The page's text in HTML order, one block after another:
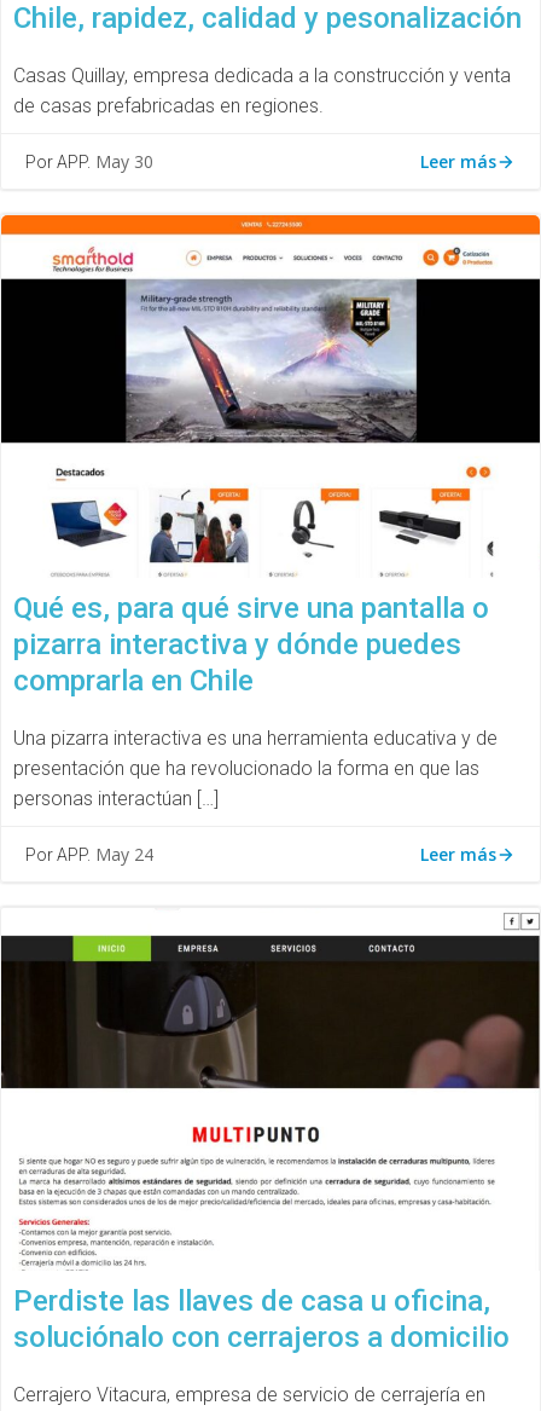
Chile, rapidez, calidad y pesonalización
Casas Quillay, empresa dedicada a la construcción y venta
de casas prefabricadas en regiones.
Por APP. May 30 Leer más
Qué es, para qué sirve una pantalla o
pizarra interactiva y dónde puedes
comprarla en Chile
Una pizarra interactiva es una herramienta educativa y de
presentación que ha revolucionado la forma en que las
personas interactúan […]
Por APP. May 24 Leer más
Perdiste las llaves de casa u oficina,
soluciónalo con cerrajeros a domicilio
Cerrajero Vitacura, empresa de servicio de cerrajería en